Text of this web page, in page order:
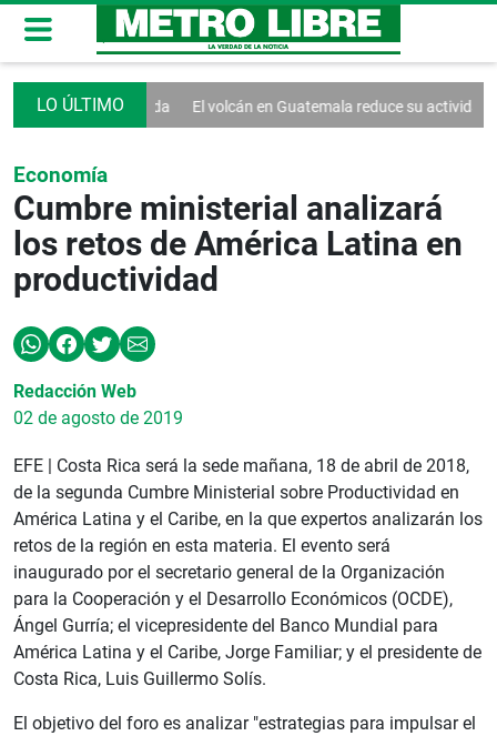
bienvenida El volcán en Guatemala reduce su actividad
Economía
Cumbre ministerial analizará
los retos de América Latina en
productividad
Redacción Web
02 de agosto de 2019
EFE | Costa Rica será la sede mañana, 18 de abril de 2018,
de la segunda Cumbre Ministerial sobre Productividad en
América Latina y el Caribe, en la que expertos analizarán los
retos de la región en esta materia. El evento será
inaugurado por el secretario general de la Organización
para la Cooperación y el Desarrollo Económicos (OCDE),
Ángel Gurría; el vicepresidente del Banco Mundial para
América Latina y el Caribe, Jorge Familiar; y el presidente de
Costa Rica, Luis Guillermo Solís.
El objetivo del foro es analizar "estrategias para impulsar el